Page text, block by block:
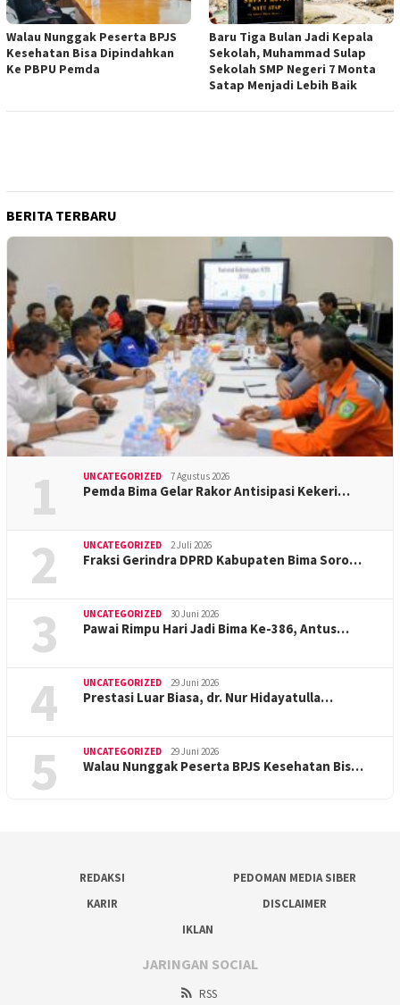
Walau Nunggak Peserta BPJS
Kesehatan Bisa Dipindahkan
Ke PBPU Pemda
Baru Tiga Bulan Jadi Kepala
Sekolah, Muhammad Sulap
Sekolah SMP Negeri 7 Monta
Satap Menjadi Lebih Baik
BERITA TERBARU
1 UNCATEGORIZED 7 Agustus 2026
Pemda Bima Gelar Rakor Antisipasi Kekeri…
2 UNCATEGORIZED 2 Juli 2026
Fraksi Gerindra DPRD Kabupaten Bima Soro…
3 UNCATEGORIZED 30 Juni 2026
Pawai Rimpu Hari Jadi Bima Ke-386, Antus…
4 UNCATEGORIZED 29 Juni 2026
Prestasi Luar Biasa, dr. Nur Hidayatulla…
5 UNCATEGORIZED 29 Juni 2026
Walau Nunggak Peserta BPJS Kesehatan Bis…
REDAKSI
PEDOMAN MEDIA SIBER
KARIR
DISCLAIMER
IKLAN
JARINGAN SOCIAL
RSS